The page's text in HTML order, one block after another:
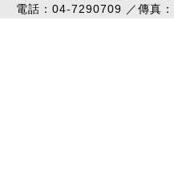
電話：04-7290709 ／傳真